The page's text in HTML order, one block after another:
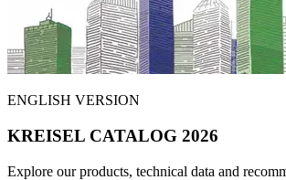
ENGLISH VERSION
KREISEL CATALOG 2026
Explore our products, technical data and